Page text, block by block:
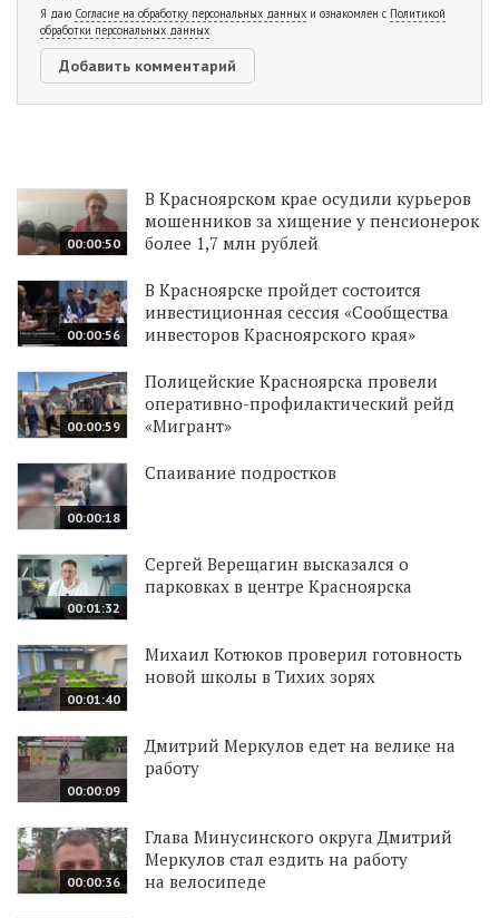
Я даю Согласие на обработку персональных данных и ознакомлен с Политикой
обработки персональных данных
00:00:50
В Красноярском крае осудили курьеров
мошенников за хищение у пенсионерок
более 1,7 млн рублей
00:00:56
В Красноярске пройдет состоится
инвестиционная сессия «Сообщества
инвесторов Красноярского края»
00:00:59
Полицейские Красноярска провели
оперативно-профилактический рейд
«Мигрант»
00:00:18
Спаивание подростков
00:01:32
Сергей Верещагин высказался о
парковках в центре Красноярска
00:01:40
Михаил Котюков проверил готовность
новой школы в Тихих зорях
00:00:09
Дмитрий Меркулов едет на велике на
работу
00:00:36
Глава Минусинского округа Дмитрий
Меркулов стал ездить на работу
на велосипеде